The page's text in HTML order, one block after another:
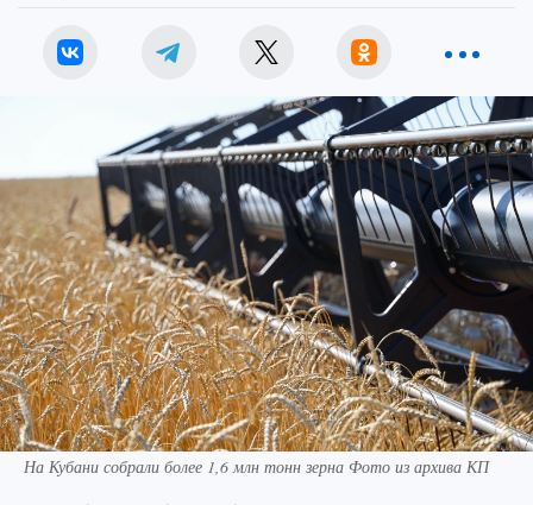
На Кубани собрали более 1,6 млн тонн зерна Фото из архива КП